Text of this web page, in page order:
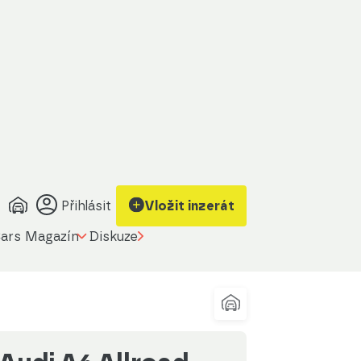
Přihlásit Vložit inzerát
Magazín Diskuze